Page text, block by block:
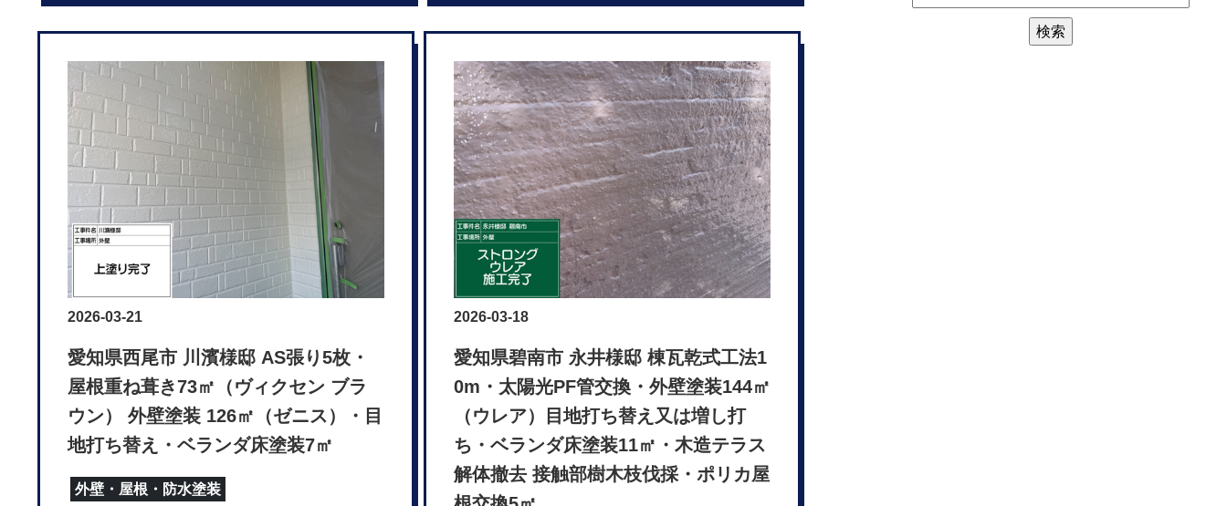
2026-03-21
愛知県西尾市 川濱様邸 AS張り5枚・
屋根重ね葺き73㎡（ヴィクセン ブラ
ウン） 外壁塗装 126㎡（ゼニス）・目
地打ち替え・ベランダ床塗装7㎡
外壁・屋根・防水塗装
2026-03-18
愛知県碧南市 永井様邸 棟瓦乾式工法1
0m・太陽光PF管交換・外壁塗装144㎡
（ウレア）目地打ち替え又は増し打
ち・ベランダ床塗装11㎡・木造テラス
解体撤去 接触部樹木枝伐採・ポリカ屋